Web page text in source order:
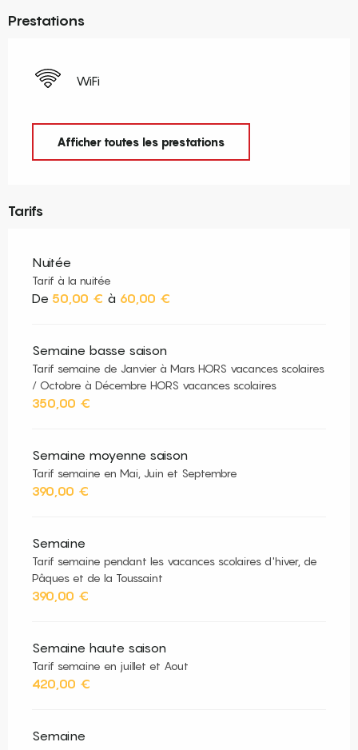
Prestations
WiFi
Afficher toutes les prestations
Tarifs
Nuitée
Tarif à la nuitée
De 50,00 € à 60,00 €
Semaine basse saison
Tarif semaine de Janvier à Mars HORS vacances scolaires
/ Octobre à Décembre HORS vacances scolaires
350,00 €
Semaine moyenne saison
Tarif semaine en Mai, Juin et Septembre
390,00 €
Semaine
Tarif semaine pendant les vacances scolaires d'hiver, de
Pâques et de la Toussaint
390,00 €
Semaine haute saison
Tarif semaine en juillet et Aout
420,00 €
Semaine